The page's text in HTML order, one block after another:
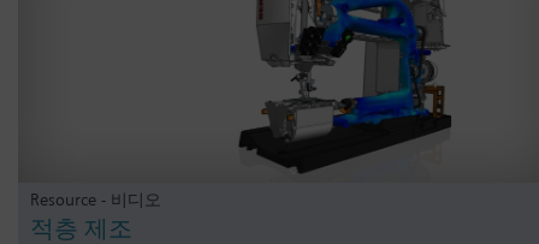
Resource - 비디오
적층 제조